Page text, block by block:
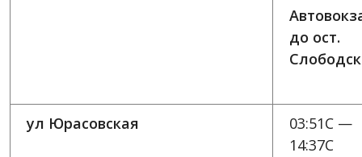
до ост.
ул Юрасовская
03:51C —
14:37C